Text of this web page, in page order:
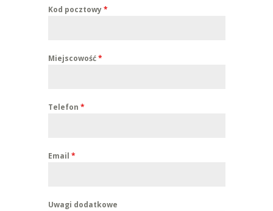
Kod pocztowy*
Miejscowość*
Telefon *
Email *
Uwagi dodatkowe